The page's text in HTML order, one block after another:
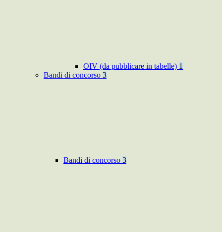
OIV (da pubblicare in tabelle) 1
Bandi di concorso 3
Bandi di concorso 3